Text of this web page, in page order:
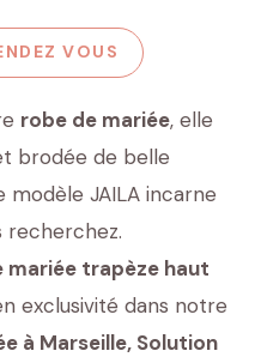
VOUS
robe de mariée, elle
brodée de belle
JAILA incarne
recherchez.
mariée trapèze haut
exclusivité dans notre
à Marseille, Solution